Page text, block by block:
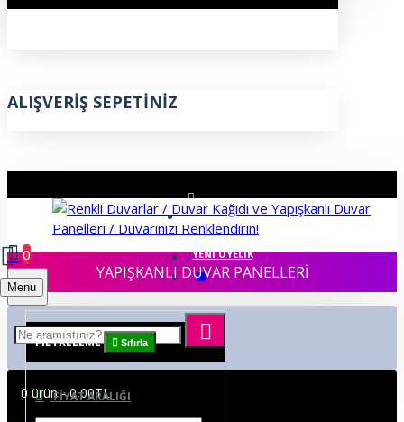
ALIŞVERIŞ SEPETINIZ
ÜYE GIRIŞI
YENI ÜYELIK
Menu
0
0 ürün - 0,00TL
YAPIŞKANLI DUVAR PANELLERİ
FILTRELEME Sıfırla
FIYAT ARALIĞI